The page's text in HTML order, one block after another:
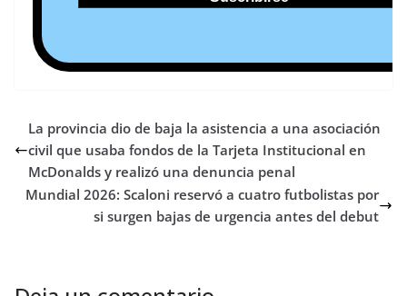
La provincia dio de baja la asistencia a una asociación
civil que usaba fondos de la Tarjeta Institucional en
McDonalds y realizó una denuncia penal
Mundial 2026: Scaloni reservó a cuatro futbolistas por
si surgen bajas de urgencia antes del debut